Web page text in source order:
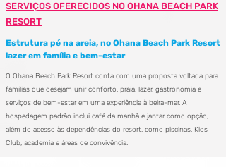
SERVIÇOS OFERECIDOS NO OHANA BEACH PARK
RESORT
Estrutura pé na areia, no Ohana Beach Park Resort
lazer em família e bem-estar
O Ohana Beach Park Resort conta com uma proposta voltada para
famílias que desejam unir conforto, praia, lazer, gastronomia e
serviços de bem-estar em uma experiência à beira-mar. A
hospedagem padrão inclui café da manhã e jantar como opção,
além do acesso às dependências do resort, como piscinas, Kids
Club, academia e áreas de convivência.